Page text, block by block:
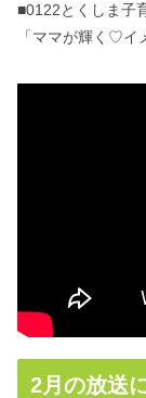
■0122とくしま子
「ママが輝く♡イ
2月の放送